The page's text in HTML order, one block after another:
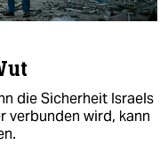
die Sicherheit Israels
verbunden wird, kann